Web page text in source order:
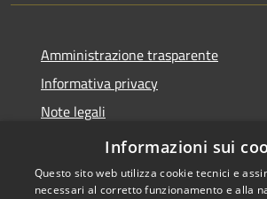
Amministrazione trasparente
Informativa privacy
Note legali
Dichiarazione di accessibilità
Informazioni sui
Questo sito web utilizza cookie tecnici e
necessari al corretto funzionamento e alla